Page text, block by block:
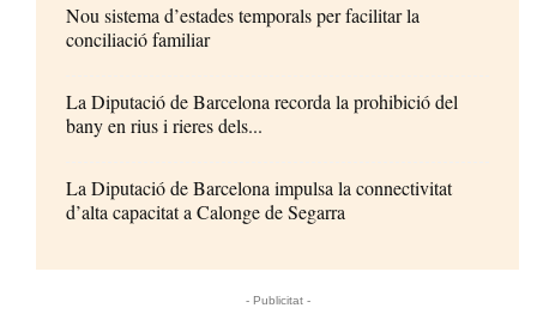
Nou sistema d’estades temporals per facilitar la
conciliació familiar
La Diputació de Barcelona recorda la prohibició del
bany en rius i rieres dels...
La Diputació de Barcelona impulsa la connectivitat
d’alta capacitat a Calonge de Segarra
- Publicitat -